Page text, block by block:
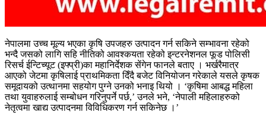
नेपालमा उच्च मूल्य भएका कृषि उपजहरु उत्पादन गर्न सकिने सम्भावना रहेको
भन्दै जसको लागि सहि नीतिको आवश्कयता रहेको इन्टरनेशनल फूड पोलिसी
रिसर्च ईन्टिच्यूट (इफ्प्री)का महानिर्देशक सेंगेन फानले बताए । भर्खरैमात्र
आएको जेटमा कृषिलाई प्राथमिकता दिँदै बजेट विनियोजन गरेकाले यसले कृषक
समूदायको उत्थानमा सहयोग पुग्ने उनको भनाइ थियो । ‘कृषिमा आबद्ध महिला
तथा युवाहरुलाई सम्बोधन गरिनुपर्ने पर्छ,’ उनले भने, ‘नेपाली महिलाहरुको
नेतृत्वमा खाद्य उत्पादनमा विविधिकरण गर्न सकिनेछ ।’